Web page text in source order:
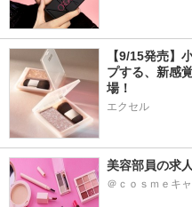
【9/15発売】
プする、新感
場！
エクセル
美容部員の求
＠ｃｏｓｍｅキ